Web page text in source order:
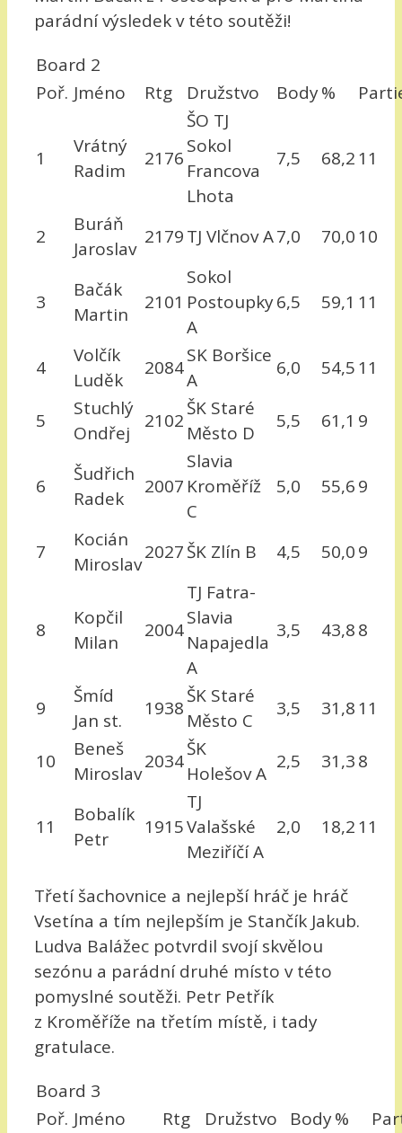
parádní výsledek v této soutěži!
Board 2
Poř. Jméno Rtg Družstvo Body%
1
Vrátný
Radim
2176
ŠO TJ
Sokol
Francova
Lhota
7,5 68,211
2
Buráň
Jaroslav
2179TJ Vlčnov A7,0 70,010
3
Bačák
Martin
2101
Sokol
Postoupky
A
6,5 59,1 11
4
Volčík
Luděk
2084
SK Boršice
A
6,0 54,511
5
Stuchlý
Ondřej
2102
ŠK Staré
Město D
5,5 61,1 9
6
Šudřich
Radek
2007
Slavia
Kroměříž
C
5,0 55,69
7
Kocián
Miroslav
2027ŠK Zlín B 4,5 50,09
8
Kopčil
Milan
2004
TJ Fatra-
Slavia
Napajedla
A
3,5 43,88
9
Šmíd
Jan st.
1938
ŠK Staré
Město C
3,5 31,811
10
Beneš
Miroslav
2034
ŠK
Holešov A
2,5 31,38
11
Bobalík
Petr
1915
TJ
Valašské
Meziříčí A
2,0 18,211
Třetí šachovnice a nejlepší hráč je hráč
Vsetína a tím nejlepším je Stančík Jakub.
Ludva Balážec potvrdil svojí skvělou
sezónu a parádní druhé místo v této
pomyslné soutěži. Petr Petřík
z Kroměříže na třetím místě, i tady
gratulace.
Board 3
Poř. Jméno Rtg Družstvo Body%